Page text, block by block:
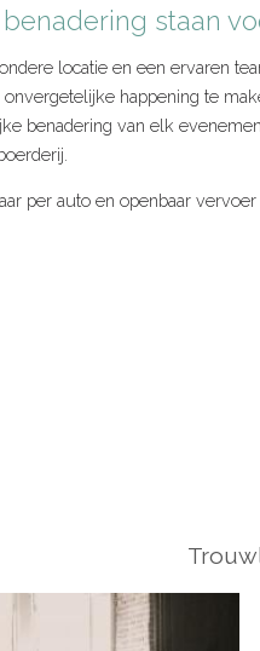
staan
locatie en een ervaren
happening te
benadering van elk
per auto en openbaar